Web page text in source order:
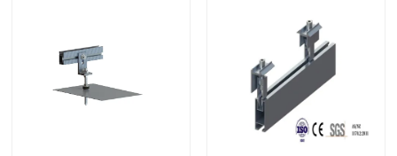
O nas